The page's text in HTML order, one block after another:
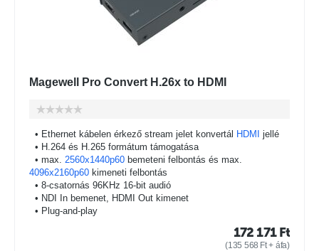
Magewell Pro Convert H.26x to HDMI
• Ethernet kábelen érkező stream jelet konvertál HDMI
jellé
• H.264 és H.265 formátum támogatása
• max. 2560x1440p60 bemeteni felbontás és max.
4096x2160p60 kimeneti felbontás
• 8-csatornás 96KHz 16-bit audió
• NDI In bemenet, HDMI Out kimenet
• Plug-and-play
172 171 Ft
(135 568 Ft+ áfa)